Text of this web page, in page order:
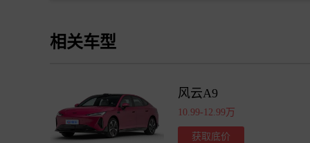
相关车型
风云A9
10.99-12.99万
获取底价